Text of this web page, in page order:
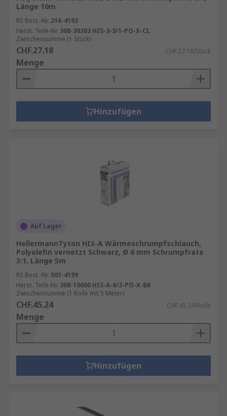
Länge 10m
RS Best.-Nr. 216-4192
Herst. Teile-Nr. 308-30303 HIS-3-3/1-PO-X-CL
Zwischensumme (1 Stück)
CHF.27.18 CHF.27.18/Stück
Menge
Hinzufügen
Auf Lager
HellermannTyton HIS-A Wärmeschrumpfschlauch,
Polyolefin vernetzt Schwarz, Ø 6 mm Schrumpfrate
3:1, Länge 5m
RS Best.-Nr. 501-4199
Herst. Teile-Nr. 308-10600 HIS-A-6/2-PO-X-BK
Zwischensumme (1 Rolle mit 5 Meter)
CHF.45.24 CHF.45.24/Rolle
Menge
Hinzufügen